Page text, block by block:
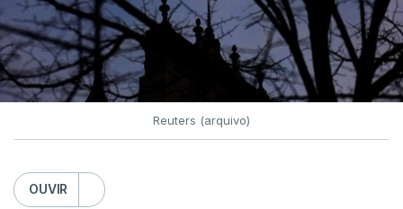
Reuters (arquivo)
OUVIR